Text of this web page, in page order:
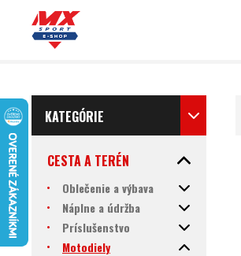
KATEGÓRIE
CESTA A TERÉN
Oblečenie a výbava
Náplne a údržba
Príslušenstvo
Motodiely